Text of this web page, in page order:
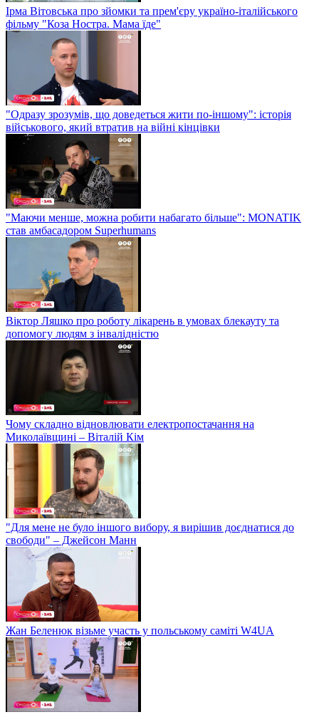
Ірма Вітовська про зйомки та прем'єру україно-італійського
фільму "Коза Ностра. Мама їде"
"Одразу зрозумів, що доведеться жити по-іншому": історія
військового, який втратив на війні кінцівки
"Маючи менше, можна робити набагато більше": MONATIK
став амбасадором Superhumans
Віктор Ляшко про роботу лікарень в умовах блекауту та
допомогу людям з інвалідністю
Чому складно відновлювати електропостачання на
Миколаївщині – Віталій Кім
"Для мене не було іншого вибору, я вирішив доєднатися до
свободи" – Джейсон Манн
Жан Беленюк візьме участь у польському саміті W4UA